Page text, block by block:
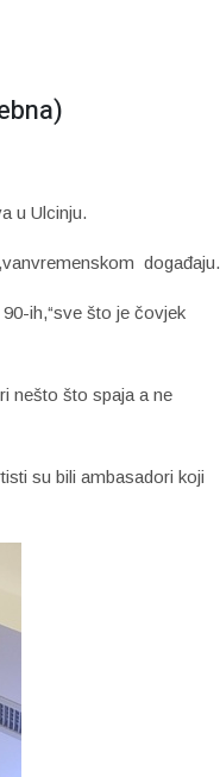
u Ulcinju.
događaju.
ih,“sve što je čovjek
nešto što spaja a ne
su bili ambasadori koji